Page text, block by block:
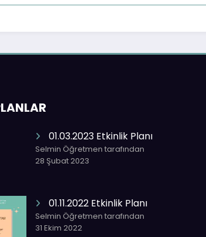
01.03.2023 Etkinlik Planı
Selmin Öğretmen tarafından
28 Şubat 2023
01.11.2022 Etkinlik Planı
Selmin Öğretmen tarafından
31 Ekim 2022